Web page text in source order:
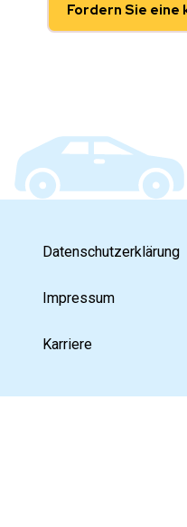
Fordern Sie eine
Datenschutzerklärung
Impressum
Karriere